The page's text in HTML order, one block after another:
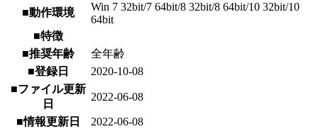
■動作環境
Win 7 32bit/7 64bit/8 32bit/8 64bit/10 32bit/10
64bit
■特徴
■推奨年齢
全年齢
■登録日
2020-10-08
■ファイル更新
日
2022-06-08
■情報更新日 2022-06-08